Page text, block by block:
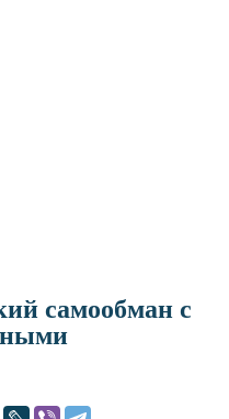
самообман с